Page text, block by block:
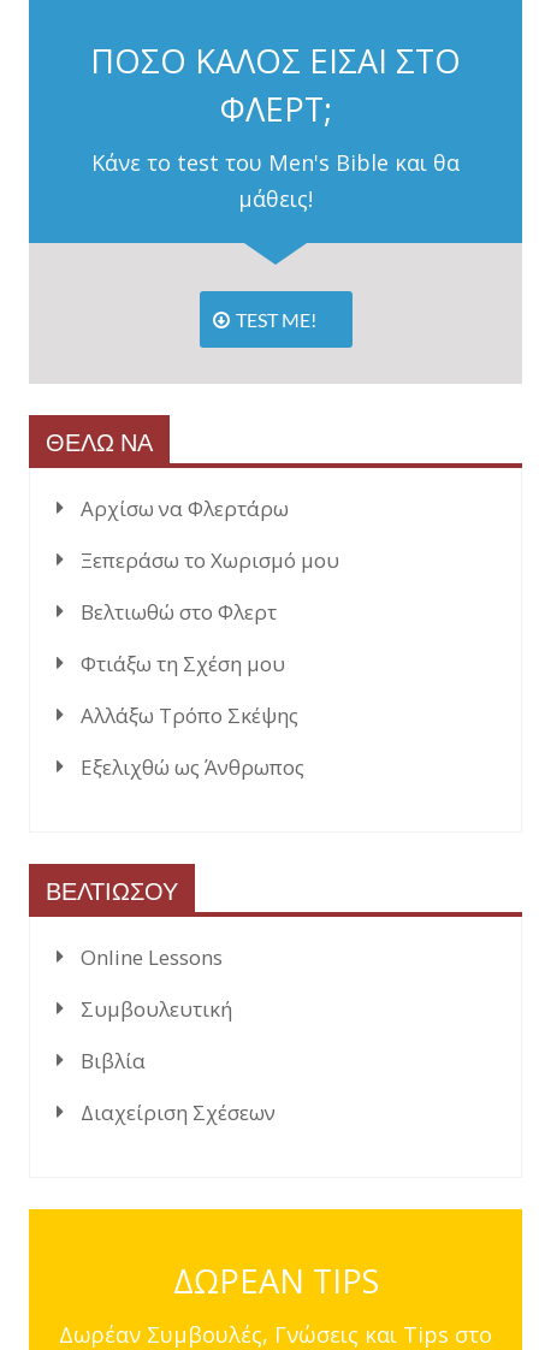
ΠΟΣΟ ΚΑΛΟΣ ΕΙΣΑΙ ΣΤΟ
ΦΛΕΡΤ;
Κάνε το test του Men's Bible και θα
μάθεις!
TEST ME!
ΘΕΛΩ ΝΑ
Αρχίσω να Φλερτάρω
Ξεπεράσω το Χωρισμό μου
Βελτιωθώ στο Φλερτ
Φτιάξω τη Σχέση μου
Αλλάξω Τρόπο Σκέψης
Εξελιχθώ ως Άνθρωπος
ΒΕΛΤΙΩΣΟΥ
Online Lessons
Συμβουλευτική
Βιβλία
Διαχείριση Σχέσεων
ΔΩΡΕΑΝ TIPS
Δωρέαν Συμβουλές, Γνώσεις και Tips στο